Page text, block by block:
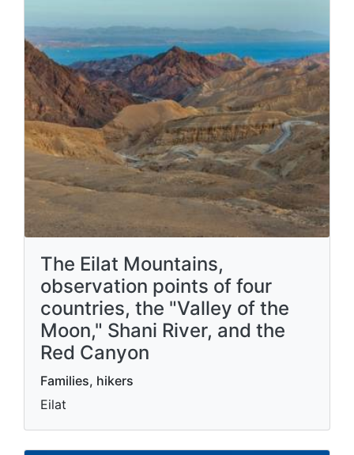
The Eilat Mountains,
observation points of four
countries, the "Valley of the
Moon," Shani River, and the
Red Canyon
Families, hikers
Eilat